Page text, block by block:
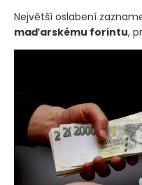
Největší oslabení
maďarskému forintu,